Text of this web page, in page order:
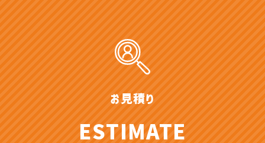
お見積り
ESTIMATE